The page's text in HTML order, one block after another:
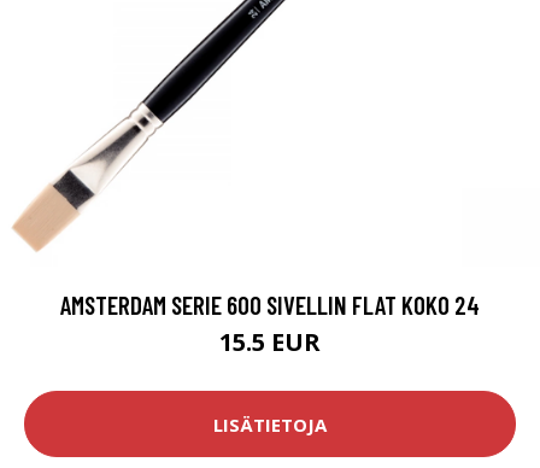
AMSTERDAM SERIE 600 SIVELLIN FLAT KOKO 24
15.5 EUR
LISÄTIETOJA